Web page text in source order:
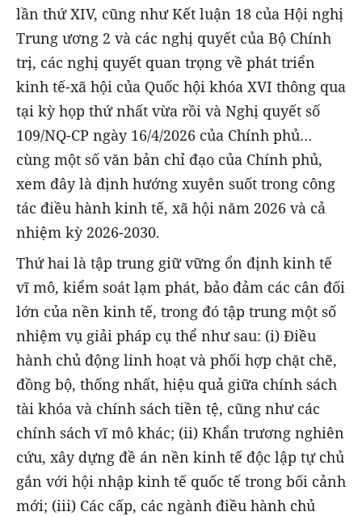
lần thứ XIV, cũng như Kết luận 18 của Hội nghị
Trung ương 2 và các nghị quyết của Bộ Chính
trị, các nghị quyết quan trọng về phát triển
kinh tế-xã hội của Quốc hội khóa XVI thông qua
tại kỳ họp thứ nhất vừa rồi và Nghị quyết số
109/NQ-CP ngày 16/4/2026 của Chính phủ…
cùng một số văn bản chỉ đạo của Chính phủ,
xem đây là định hướng xuyên suốt trong công
tác điều hành kinh tế, xã hội năm 2026 và cả
nhiệm kỳ 2026-2030.
Thứ hai là tập trung giữ vững ổn định kinh tế
vĩ mô, kiểm soát lạm phát, bảo đảm các cân đối
lớn của nền kinh tế, trong đó tập trung một số
nhiệm vụ giải pháp cụ thể như sau: (i) Điều
hành chủ động linh hoạt và phối hợp chặt chẽ,
đồng bộ, thống nhất, hiệu quả giữa chính sách
tài khóa và chính sách tiền tệ, cũng như các
chính sách vĩ mô khác; (ii) Khẩn trương nghiên
cứu, xây dựng đề án nền kinh tế độc lập tự chủ
gắn với hội nhập kinh tế quốc tế trong bối cảnh
mới; (iii) Các cấp, các ngành điều hành chủ